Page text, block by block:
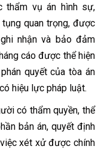
thẩm vụ án hình sự,
quan trọng, được
nhận và bảo đảm
cáo được thể hiện
quyết của tòa án
hiệu lực pháp luật.
có thẩm quyền, thể
bản án, quyết định
xét xử được chính